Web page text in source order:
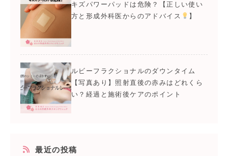
キズパワーパッドは危険？【正しい使い
方と形成外科医からのアドバイス
】
ルビーフラクショナルのダウンタイム
【写真あり】照射直後の赤みはどれくら
い？経過と施術後ケアのポイント
最近の投稿